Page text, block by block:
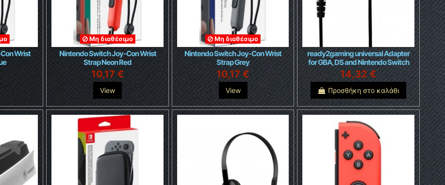
Wrist
Μη διαθέσιμο
Nintendo Switch Joy-Con Wrist
Strap Neon Red
10,17 €
View
Μη διαθέσιμο
Nintendo Switch Joy-Con Wrist
Strap Grey
10,17 €
View
ready2gaming universal Adapter
for GBA, DS and Nintendo Switch
14,32 €
Προσθήκη στο καλάθι